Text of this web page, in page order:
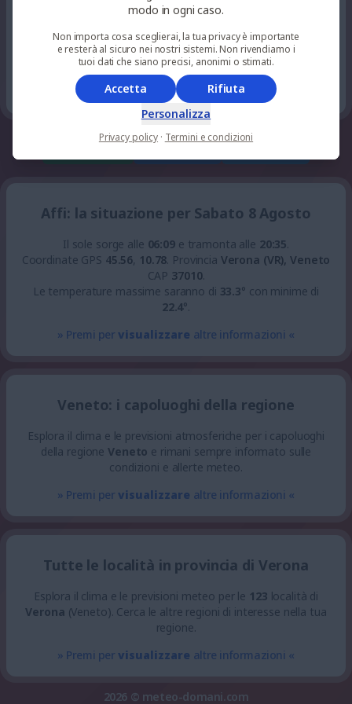
%
UV 0
alquanto sereno
26°
0%
UV 0
Affi: la situazione per Sabato 8 Agosto
Il sole sorge alle 06:09e tramonta alle 20:35.
Coordinate GPS 45.56, 10.78. Provincia Verona (VR), Veneto
CAP 37010.
Le temperature massime saranno di 33.3° con minime di
22.4°.
» Premi pervisualizzare altre informazioni «
Veneto: i capoluoghi della regione
Esplora il clima e le previsioni atmosferiche per i capoluoghi
della regioneVeneto e rimani sempre informato sulle
condizioni e allerte meteo.
» Premi pervisualizzare altre informazioni «
Tutte le località in provincia di Verona
Esplora il clima e le previsioni meteo per le 123 località di
Verona (Veneto). Cerca le altre regioni di interesse nella tua
regione.
» Premi pervisualizzare altre informazioni «
2026 © meteo-domani.com
modo in ogni caso.
Non importa cosa sceglierai, la tua privacy è importante
e resterà al sicuro nei nostri sistemi. Non rivendiamo i
tuoi dati che siano precisi, anonimi o stimati.
Accetta
Rifiuta
Personalizza
Privacy policy · Termini e condizioni